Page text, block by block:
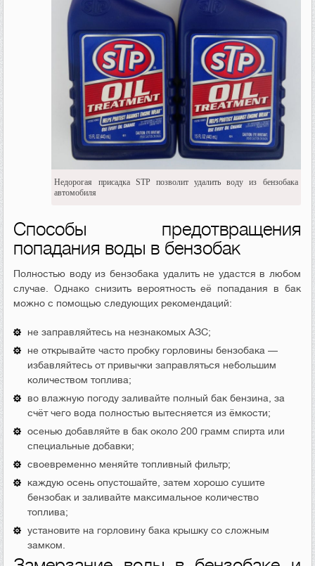
Недорогая присадка STP позволит удалить воду из бензобака
автомобиля
Способы предотвращения
попадания воды в бензобак
Полностью воду из бензобака удалить не удастся в любом
случае. Однако снизить вероятность её попадания в бак
можно с помощью следующих рекомендаций:
не заправляйтесь на незнакомых АЗС;
не открывайте часто пробку горловины бензобака —
избавляйтесь от привычки заправляться небольшим
количеством топлива;
во влажную погоду заливайте полный бак бензина, за
счёт чего вода полностью вытесняется из ёмкости;
осенью добавляйте в бак около 200 грамм спирта или
специальные добавки;
своевременно меняйте топливный фильтр;
каждую осень опустошайте, затем хорошо сушите
бензобак и заливайте максимальное количество
топлива;
установите на горловину бака крышку со сложным
замком.